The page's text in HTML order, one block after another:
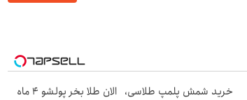
خرید شمش پلمپ طلاسی،
الان طلا بخر پولشو 4 ماه